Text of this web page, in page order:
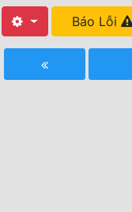
Tất Cả Báo Lỗi